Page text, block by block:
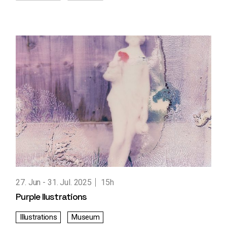
27. Jun 31. Jul. 2025 15h
Purple Ilustrations
Illustrations Museum